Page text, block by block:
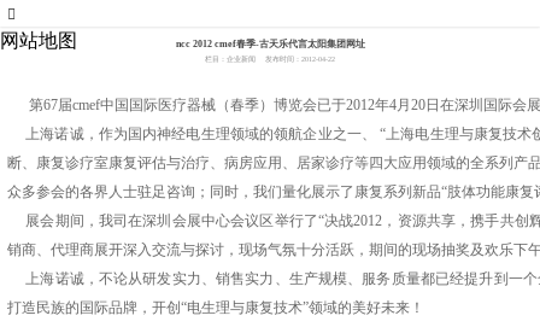
官网
ncc 2012 cmef春季-古天乐代言太阳集团网址
栏目：企业新闻 发布时间：2012-04-22
第67届cmef中国国际医疗器械（春季）博览会已于2012年4月 20日在深圳国际会
上海诺诚，作为国内神经电生理领域的领航企业之一、 “上海电生理与康复技
断、康复诊疗室康复评估与治疗、病房应用、居家诊疗等四大应用领域的全系列
众多参会的各界人士驻足咨询；同时，我们量化展示了康复系列新品“肢体功能康
展会期间，我司在深圳会展中心会议区举行了“决战2012 ，资源共享，携手共创
销商、代理商展开深入交流与探讨，现场气氛十分活跃，期间的现场抽奖及欢乐下
上海诺诚，不论从研发实力、销售实力、生产规模、服务质量都已经提升到一
打造民族的国际品牌，开创“电生理与康复技术”领域的美好未来！
网站地图